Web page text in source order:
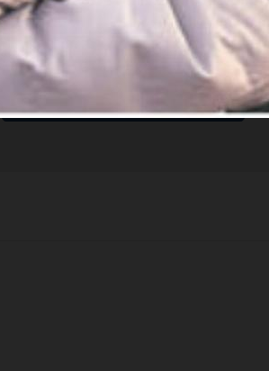
Ja. Ich benötige
ein Abo.